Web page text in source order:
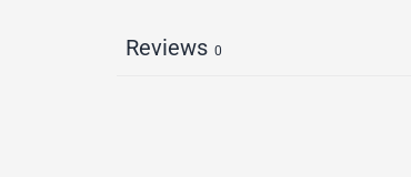
Reviews 0